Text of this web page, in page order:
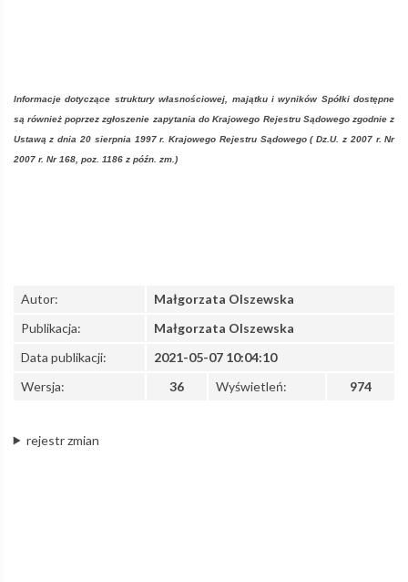
Informacje dotyczące struktury własnościowej, majątku i wyników Spółki dostępne
są również poprzez zgłoszenie zapytania do Krajowego Rejestru Sądowego zgodnie z
Ustawą z dnia 20 sierpnia 1997 r. Krajowego Rejestru Sądowego ( Dz.U. z 2007 r. Nr
2007 r. Nr 168, poz. 1186 z późn. zm.)
Autor: Małgorzata Olszewska
Wersja: 36 Wyświetleń: 974
Publikacja:
Małgorzata Olszewska
Data publikacji:
2021-05-07 10:04:10
rejestr zmian